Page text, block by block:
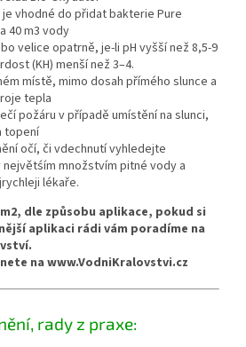
je vhodné do přidat bakterie Pure
40 m3 vody
velice opatrně, je-li pH vyšší než 8,5-9
(KH) menší než 3–4.
místě, mimo dosah přímého slunce a
tepla
požáru v případě umístění na slunci,
topení
očí, či vdechnutí vyhledejte
množstvím pitné vody a
lékaře.
m2, dle způsobu aplikace, pokud si
aplikaci rádi vám poradíme na
na www.VodniKralovstvi.cz
rady z praxe: